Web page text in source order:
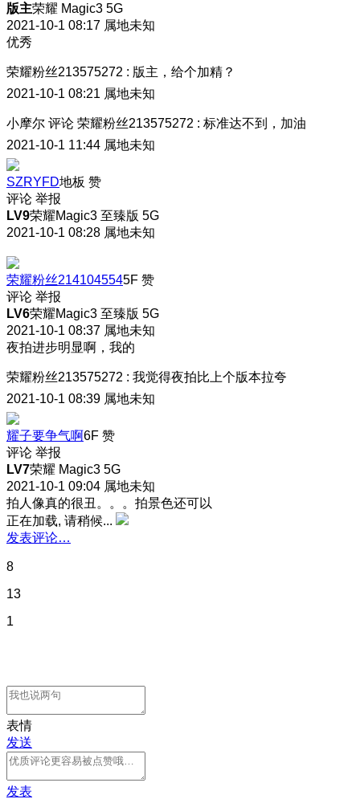
版主荣耀 Magic3 5G
2021-10-1 08:17 属地未知
优秀
荣耀粉丝213575272 : 版主，给个加精？
2021-10-1 08:21 属地未知
小摩尔 评论 荣耀粉丝213575272 : 标准达不到
，加油
2021-10-1 11:44 属地未知
SZRYFD地板 赞
评论 举报
LV9荣耀Magic3 至臻版 5G
2021-10-1 08:28 属地未知
荣耀粉丝2141045545F 赞
评论 举报
LV6荣耀Magic3 至臻版 5G
2021-10-1 08:37 属地未知
夜拍进步明显啊，我的
荣耀粉丝213575272 : 我觉得夜拍比上个版本拉夸
2021-10-1 08:39 属地未知
耀子要争气啊6F 赞
评论 举报
LV7荣耀 Magic3 5G
2021-10-1 09:04 属地未知
拍人像真的很丑。。。拍景色还可以
正在加载, 请稍候...
发表评论…
8
13
1
表情
发送
发表